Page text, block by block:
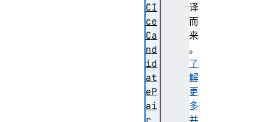
译
而
来
。
了
解
更
多
并
CI
ce
Ca
nd
id
at
eP
ai